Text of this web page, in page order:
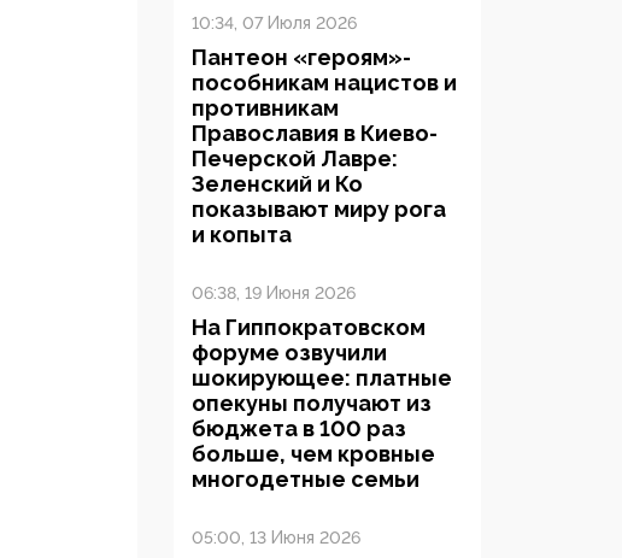
10:34, 07 Июля 2026
Пантеон «героям»-
пособникам нацистов и
противникам
Православия в Киево-
Печерской Лавре:
Зеленский и Ко
показывают миру рога
и копыта
06:38, 19 Июня 2026
На Гиппократовском
форуме озвучили
шокирующее: платные
опекуны получают из
бюджета в 100 раз
больше, чем кровные
многодетные семьи
05:00, 13 Июня 2026